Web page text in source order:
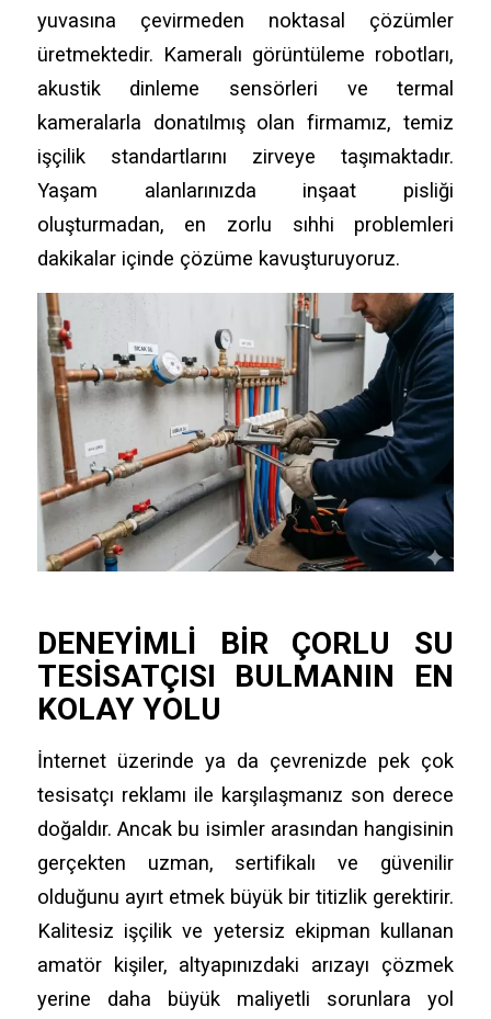
yuvasına çevirmeden noktasal çözümler
üretmektedir. Kameralı görüntüleme robotları,
akustik dinleme sensörleri ve termal
kameralarla donatılmış olan firmamız, temiz
işçilik standartlarını zirveye taşımaktadır.
Yaşam alanlarınızda inşaat pisliği
oluşturmadan, en zorlu sıhhi problemleri
dakikalar içinde çözüme kavuşturuyoruz.
DENEYIMLI BIR ÇORLU SU
TESISATÇISI BULMANIN EN
KOLAY YOLU
İnternet üzerinde ya da çevrenizde pek çok
tesisatçı reklamı ile karşılaşmanız son derece
doğaldır. Ancak bu isimler arasından hangisinin
gerçekten uzman, sertifikalı ve güvenilir
olduğunu ayırt etmek büyük bir titizlik gerektirir.
Kalitesiz işçilik ve yetersiz ekipman kullanan
amatör kişiler, altyapınızdaki arızayı çözmek
yerine daha büyük maliyetli sorunlara yol